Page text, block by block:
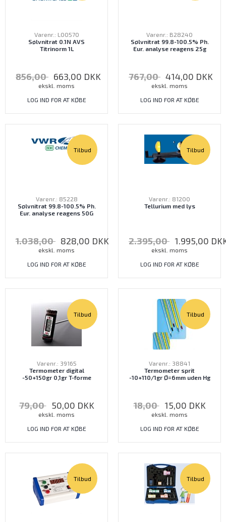
Varenr.: L00570
Sølvnitrat 0.1N AVS
Titrinorm 1L
856,00 663,00 DKK
ekskl. moms
LOG IND FOR AT KØBE
Varenr.: B28240
Sølvnitrat 99.8-100.5% Ph.
Eur. analyse reagens 25g
767,00 414,00 DKK
ekskl. moms
LOG IND FOR AT KØBE
Tilbud
Varenr.: 85228
Sølvnitrat 99.8-100.5% Ph.
Eur. analyse reagens 50G
1.038,00 828,00 DKK
ekskl. moms
LOG IND FOR AT KØBE
Tilbud
Varenr.: 81200
Tellurium med lys
2.395,00 1.995,00
ekskl. moms
LOG IND FOR AT KØBE
Tilbud
Varenr.: 39165
Termometer digital
-50+150gr 0,1gr T-forme
79,00 50,00 DKK
ekskl. moms
LOG IND FOR AT KØBE
Tilbud
Varenr.: 38841
Termometer sprit
-10+110/1gr Ø=6mm uden Hg
18,00 15,00 DKK
ekskl. moms
LOG IND FOR AT KØBE
Tilbud Tilbud